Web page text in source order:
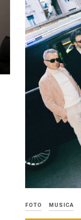
FOTO MUSICA